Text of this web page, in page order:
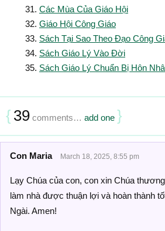
Các Mùa Của Giáo Hội
Giáo Hội Công Giáo
Sách Tại Sao Theo Đạo Công
Sách Giáo Lý Vào Đời
Sách Giáo Lý Chuẩn Bị Hôn
{ 39 comments… add one }
Con Maria March 18, 2025, 8:55 pm
Lạy Chúa của con, con xin Chúa
làm nhà được thuận lợi và hoàn thành
Ngài. Amen!